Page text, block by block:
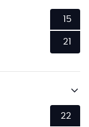
15
21
22